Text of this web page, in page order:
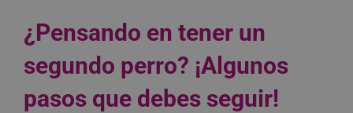
¿Pensando en tener un
segundo perro? ¡Algunos
pasos que debes seguir!